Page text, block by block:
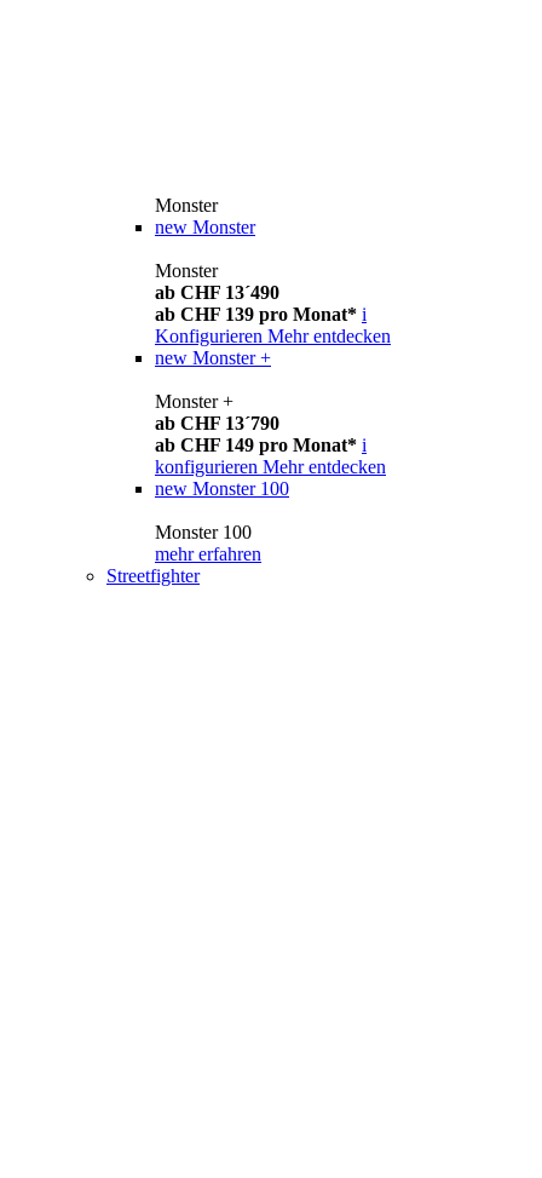
Monster
new Monster
Monster
ab CHF 13´490
ab CHF 139 pro Monat* i
Konfigurieren Mehr entdecken
new Monster +
Monster +
ab CHF 13´790
ab CHF 149 pro Monat* i
konfigurieren Mehr entdecken
new Monster 100
Monster 100
mehr erfahren
Streetfighter